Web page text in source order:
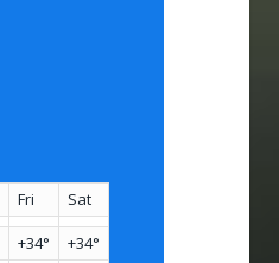
Fri Sat
+34° +34°